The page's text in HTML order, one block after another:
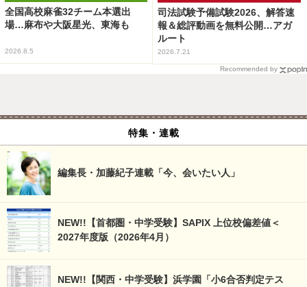
全国高校麻雀32チーム本選出
場…麻布や大阪星光、東海も
2026.8.5
司法試験予備試験2026、解答速
報＆総評動画を無料公開…アガ
ルート
2026.7.21
Recommended by
特集・連載
編集長・加藤紀子連載「今、会いたい人」
NEW!!【首都圏・中学受験】SAPIX 上位校偏差値＜
2027年度版（2026年4月）
NEW!!【関西・中学受験】浜学園「小6合否判定テス